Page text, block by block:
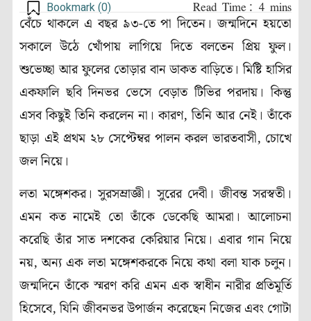
Bookmark (0)
বেঁচে থাকলে এ বছর ৯৩-তে পা দিতেন। জন্মদিনে হয়তো
সকালে উঠে খোঁপায় লাগিয়ে দিতে বলতেন প্রিয় ফুল।
শুভেচ্ছা আর ফুলের তোড়ার বান ডাকত বাড়িতে। মিষ্টি হাসির
একফালি ছবি দিনভর ভেসে বেড়াত টিভির পরদায়। কিন্তু
এসব কিছুই তিনি করলেন না। কারণ, তিনি আর নেই। তাঁকে
ছাড়া এই প্রথম ২৮ সেপ্টেম্বর পালন করল ভারতবাসী, চোখে
জল নিয়ে।
লতা মঙ্গেশকর। সুরসম্রাজ্ঞী। সুরের দেবী। জীবন্ত সরস্বতী।
এমন কত নামেই তো তাঁকে ডেকেছি আমরা। আলোচনা
করেছি তাঁর সাত দশকের কেরিয়ার নিয়ে। এবার গান নিয়ে
নয়, অন্য এক লতা মঙ্গেশকরকে নিয়ে কথা বলা যাক চলুন।
জন্মদিনে তাঁকে স্মরণ করি এমন এক স্বাধীন নারীর প্রতিমূর্তি
হিসেবে, যিনি জীবনভর উপার্জন করেছেন নিজের এবং গোটা